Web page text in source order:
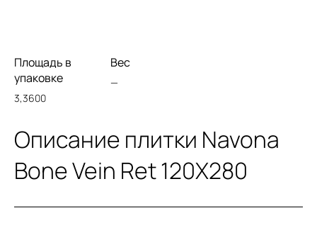
Площадь в
упаковке
3,3600
Вес
—
Описание плитки Navona
Bone Vein Ret 120X280